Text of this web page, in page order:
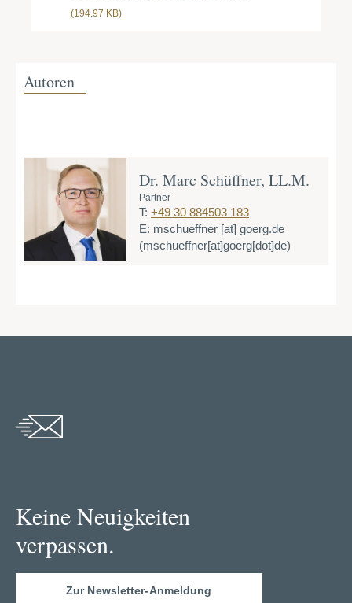
(194.97 KB)
Autoren
Dr. Marc Schüffner, LL.M.
Partner
T: +49 30 884503 183
E: mschueffner [at] goerg.de
(mschueffner[at]goerg[dot]de)
Keine Neuigkeiten
verpassen.
Zur Newsletter-Anmeldung